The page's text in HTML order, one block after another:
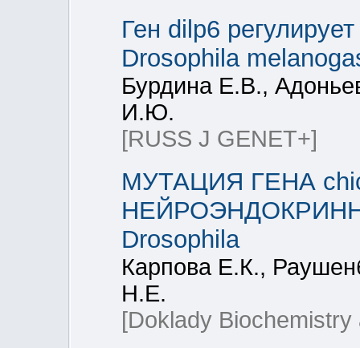
Ген dilp6
Drosophila
Бурдина Е.В.,
И.Ю.
[RUSS J GENET+]
МУТАЦИЯ ГЕНА
Drosophila
Карпова Е.К.,
Н.Е.
[Doklady